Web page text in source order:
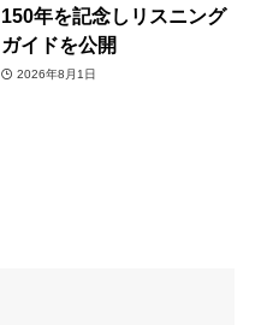
150年を記念しリスニング
ガイドを公開
2026年8月1日